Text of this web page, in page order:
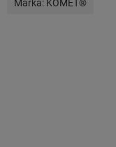
Marka: KOMET®